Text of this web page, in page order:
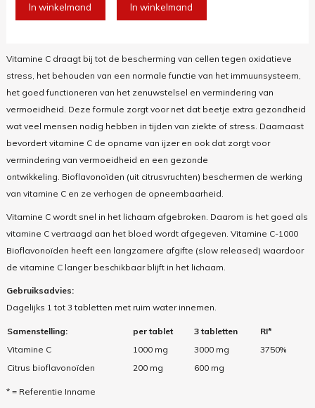
In winkelmand In winkelmand
Vitamine C draagt bij tot de bescherming van cellen tegen oxidatieve
stress, het behouden van een normale functie van het immuunsysteem,
het goed functioneren van het zenuwstelsel en vermindering van
vermoeidheid. Deze formule zorgt voor net dat beetje extra gezondheid
wat veel mensen nodig hebben in tijden van ziekte of stress. Daarnaast
bevordert vitamine C de opname van ijzer en ook dat zorgt voor
vermindering van vermoeidheid en een gezonde
ontwikkeling. Bioflavonoïden (uit citrusvruchten) beschermen de werking
van vitamine C en ze verhogen de opneembaarheid.
Vitamine C wordt snel in het lichaam afgebroken. Daarom is het goed als
vitamine C vertraagd aan het bloed wordt afgegeven. Vitamine C-1000
Bioflavonoïden heeft een langzamere afgifte (slow released) waardoor
de vitamine C langer beschikbaar blijft in het lichaam.
Gebruiksadvies:
Dagelijks 1 tot 3 tabletten met ruim water innemen.
Samenstelling: per tablet 3 tabletten
RI*
Vitamine C
1000 mg 3000 mg
3750%
Citrus bioflavonoïden
200 mg 600 mg
* = Referentie Inname